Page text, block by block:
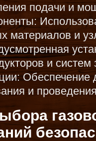
подачи и
материалов и
и систем
Обеспечение
и